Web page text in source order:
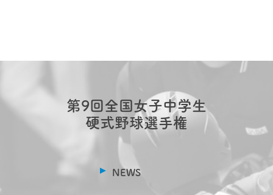
第9回全国女子中学生
硬式野球選手権
NEWS